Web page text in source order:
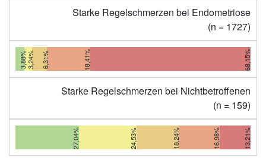
Starke Regelschmerzen bei Endometriose
(n = 1727)
3,88%3,24% 6,31% 18,41% 68,15%
Starke Regelschmerzen bei Nichtbetroffenen
(n = 159)
27,04% 24,53% 18,24% 16,98% 13,21%